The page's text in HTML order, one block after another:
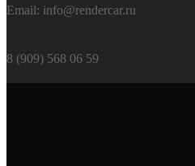
Email: info@rendercar.ru
8 (909) 568 06 59